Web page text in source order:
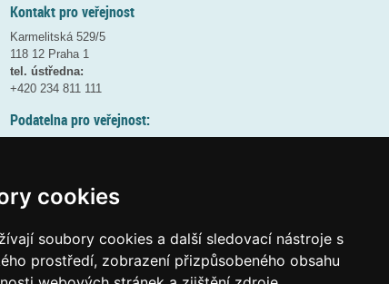
cookies
soubory cookies a další sledovací nástroje s
prostředí, zobrazení přizpůsobeného obsahu
Kontakt pro veřejnost
Karmelitská 529/5
118 12 Praha 1
tel. ústředna:
+420 234 811 111
Podatelna pro veřejnost:
(více informací
Elektronická podatelna: